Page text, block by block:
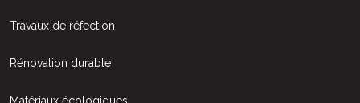
Travaux de réfection
Rénovation durable